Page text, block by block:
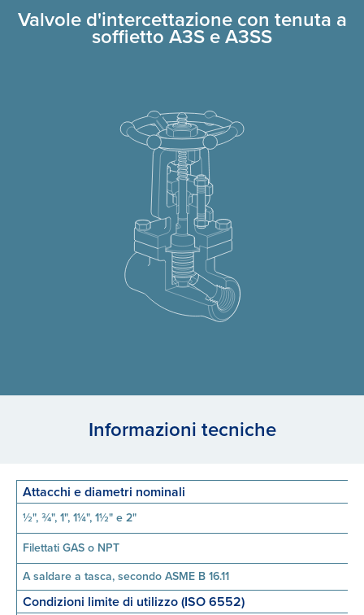
Valvole d'intercettazione con tenuta a
soffietto A3S e A3SS
Informazioni tecniche
Attacchi e diametri nominali
½", ¾", 1", 1¼", 1½" e 2"
Filettati GAS o NPT
A saldare a tasca, secondo ASME B 16.11
Condizioni limite di utilizzo (ISO 6552)